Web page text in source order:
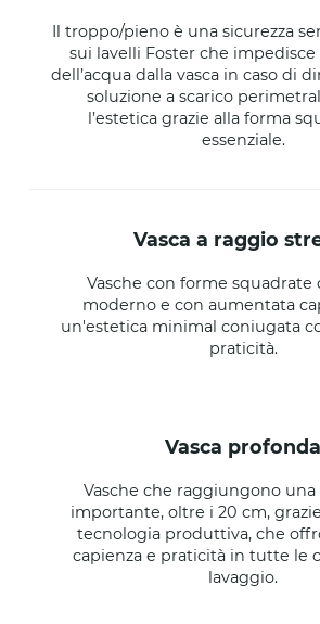
Il troppo/pieno è una sicurezza
sui lavelli Foster che
dell’acqua dalla vasca in caso di
soluzione a scarico
l’estetica grazie alla forma
essenziale.
vasca a raggio
Vasche con forme squadrate
moderno e con aumentata
un'estetica minimal coniugata
praticità.
vasca profonda
Vasche che raggiungono
importante, oltre i 20 cm,
tecnologia produttiva, che
capienza e praticità in tutte le
lavaggio.